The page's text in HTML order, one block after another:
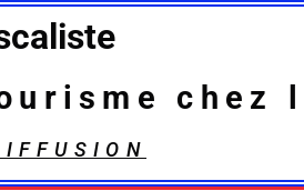
chez